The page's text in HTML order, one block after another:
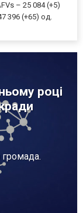
– 25 084 (+5)
396 (+65) од.
році
громада.